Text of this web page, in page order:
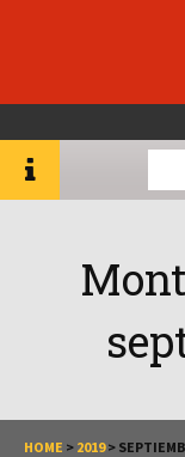
HOME > 2019 >